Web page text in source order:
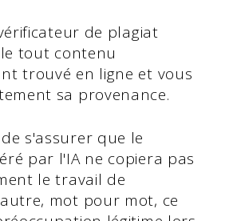
de plagiat
tout contenu
trouvé en ligne et vous
sa provenance.
s'assurer que le
par l'IA ne copiera pas
le travail de
mot pour mot, ce